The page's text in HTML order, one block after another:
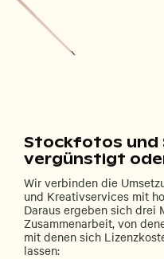
Stockfotos und
vergünstigt
Wir verbinden die
und Kreativservices mit
Daraus ergeben sich drei
Zusammenarbeit, von
mit denen sich
lassen: